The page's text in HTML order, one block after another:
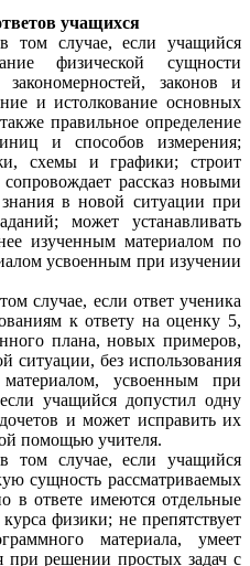
учащихся
в том случае, если учащийся
физической сущности
законов и
и истолкование основных
правильное определение
и способов измерения;
схемы и графики; строит
рассказ новыми
в новой ситуации при
может устанавливать
изученным материалом по
усвоенным при изучении
случае, если ответ ученика
к ответу на оценку 5,
плана, новых примеров,
ситуации, без использования
усвоенным при
учащийся допустил одну
и может исправить их
помощью учителя.
в том случае, если учащийся
сущность рассматриваемых
в ответе имеются отдельные
физики; не препятствует
материала, умеет
при решении простых задач с